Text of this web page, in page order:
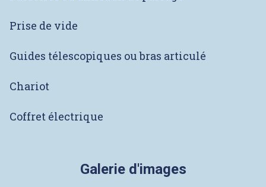
Prise de vide
Guides télescopiques ou bras articulé
Chariot
Coffret électrique
Galerie d'images